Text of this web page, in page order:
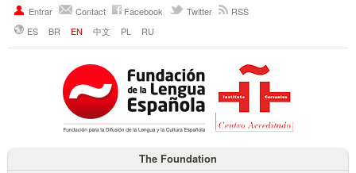
Entrar Contact Facebook Twitter
RSS
ES
BR EN 中文 PL RU
The Foundation